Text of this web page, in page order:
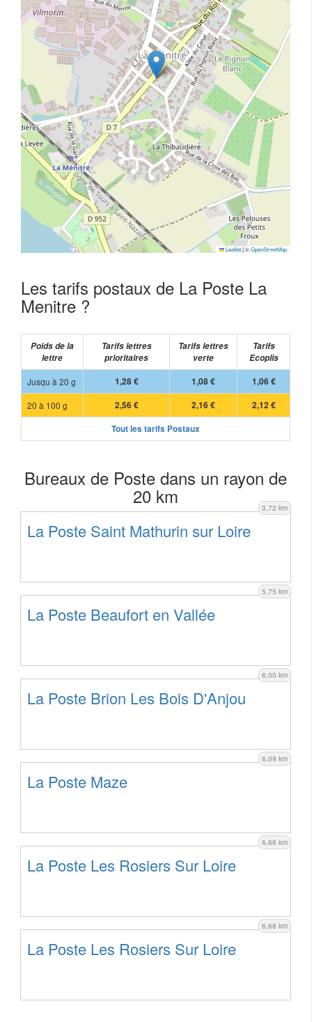
Leaflet|©OpenStreetMap
Les tarifs postaux de La Poste La
Menitre ?
Poids de la
lettre
Tarifs lettres
prioritaires
Tarifs lettres
verte
Tarifs
Ecoplis
Jusqu à 20 g
1,28 € 1,08 €
1,06 €
20 à 100 g
2,56 € 2,16 €
2,12 €
Tout les tarifs Postaux
Bureaux de Poste dans un rayon de
20 km 3,72 km
La Poste Saint Mathurin sur Loire
5,75 km
La Poste Beaufort en Vallée
6,00 km
La Poste Brion Les Bois D'Anjou
6,09 km
La Poste Maze
6,66 km
La Poste Les Rosiers Sur Loire
6,68 km
La Poste Les Rosiers Sur Loire